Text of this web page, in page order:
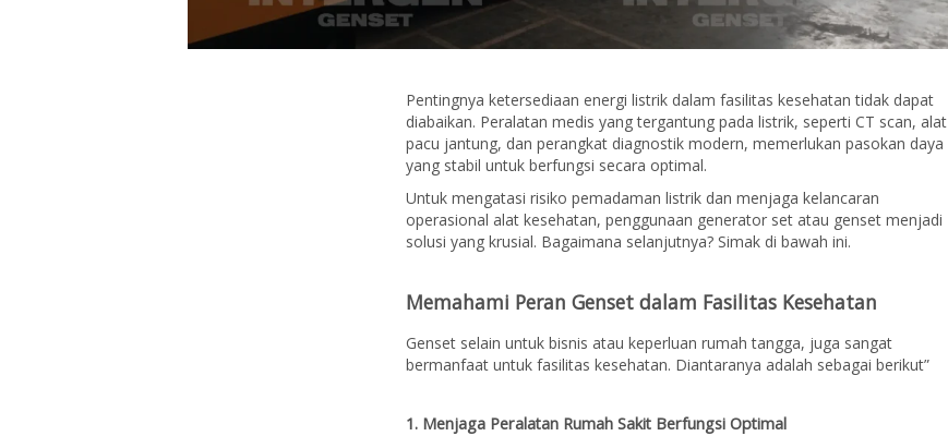
Pentingnya ketersediaan energi listrik dalam fasilitas kesehatan tidak dapat
diabaikan. Peralatan medis yang tergantung pada listrik, seperti CT scan, alat
pacu jantung, dan perangkat diagnostik modern, memerlukan pasokan daya
yang stabil untuk berfungsi secara optimal.
Untuk mengatasi risiko pemadaman listrik dan menjaga kelancaran
operasional alat kesehatan, penggunaan generator set atau genset menjadi
solusi yang krusial. Bagaimana selanjutnya? Simak di bawah ini.
Memahami Peran Genset dalam Fasilitas Kesehatan
Genset selain untuk bisnis atau keperluan rumah tangga, juga sangat
bermanfaat untuk fasilitas kesehatan. Diantaranya adalah sebagai berikut”
1. Menjaga Peralatan Rumah Sakit Berfungsi Optimal